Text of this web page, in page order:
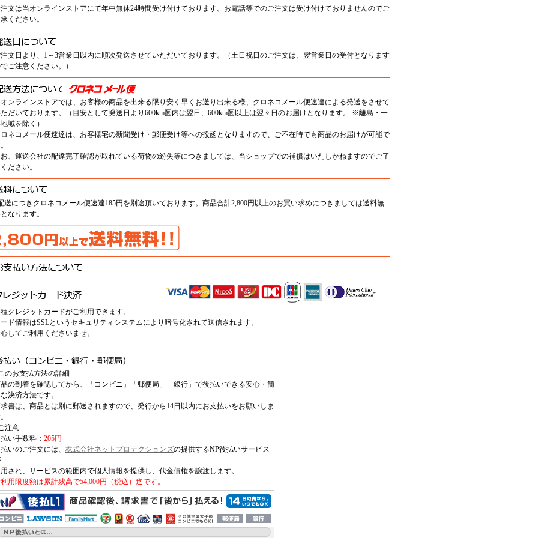
文は当オンラインストアにて年中無休24時間受け付けております。お電話等でのご注文は受け付けておりませんのでご
ください。
文日より、1～3営業日以内に順次発送させていただいております。（土日祝日のご注文は、翌営業日の受付となります
ご注意ください。）
ンラインストアでは、お客様の商品を出来る限り安く早くお送り出来る様、クロネコメール便速達による発送をさせて
だいております。（目安として発送日より600km圏内は翌日、600km圏以上は翌々日のお届けとなります。 ※離島・一
域を除く）
ネコメール便速達は、お客様宅の新聞受け・郵便受け等への投函となりますので、ご不在時でも商品のお届けが可能で
、運送会社の配達完了確認が取れている荷物の紛失等につきましては、当ショップでの補償はいたしかねますのでご了
ださい。
送につきクロネコメール便速達185円を別途頂いております。商品合計2,800円以上のお買い求めにつきましては送料無
なります。
クレジットカードがご利用できます。
ド情報はSSLというセキュリティシステムにより暗号化されて送信されます。
してご利用くださいませ。
のお支払方法の詳細
の到着を確認してから、「コンビニ」「郵便局」「銀行」で後払いできる安心・簡
決済方法です。
書は、商品とは別に郵送されますので、発行から14日以内にお支払いをお願いしま
注意
い手数料： 205円
いのご注文には、 株式会社ネットプロテクションズの提供するNP後払いサービス
され、サービスの範囲内で個人情報を提供し、代金債権を譲渡します。
用限度額は累計残高で54,000円（税込）迄です。